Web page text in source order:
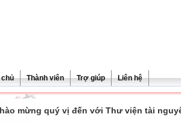
chủ Thành viên Trợ giúp Liên hệ
mừng quý vị đến với Thư viện tài